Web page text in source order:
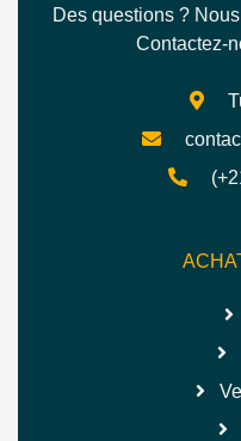
Des questions ?
Contactez-